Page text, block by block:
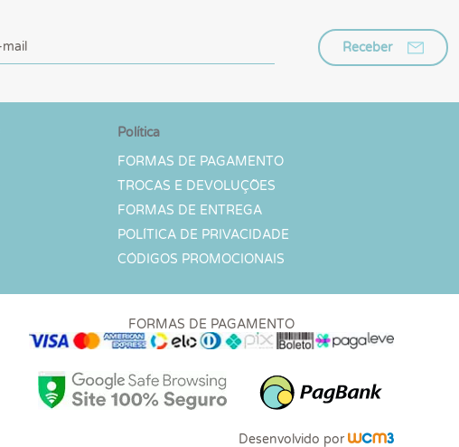
Receber
Política
FORMAS DE PAGAMENTO
TROCAS E DEVOLUÇÕES
FORMAS DE ENTREGA
POLÍTICA DE PRIVACIDADE
CÓDIGOS PROMOCIONAIS
FORMAS DE PAGAMENTO
Desenvolvido por